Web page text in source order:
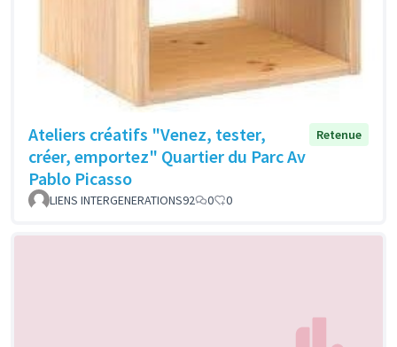
Ateliers créatifs "Venez, tester,
créer, emportez" Quartier du Parc Av
Pablo Picasso
Retenue
LIENS INTERGENERATIONS92 0 0